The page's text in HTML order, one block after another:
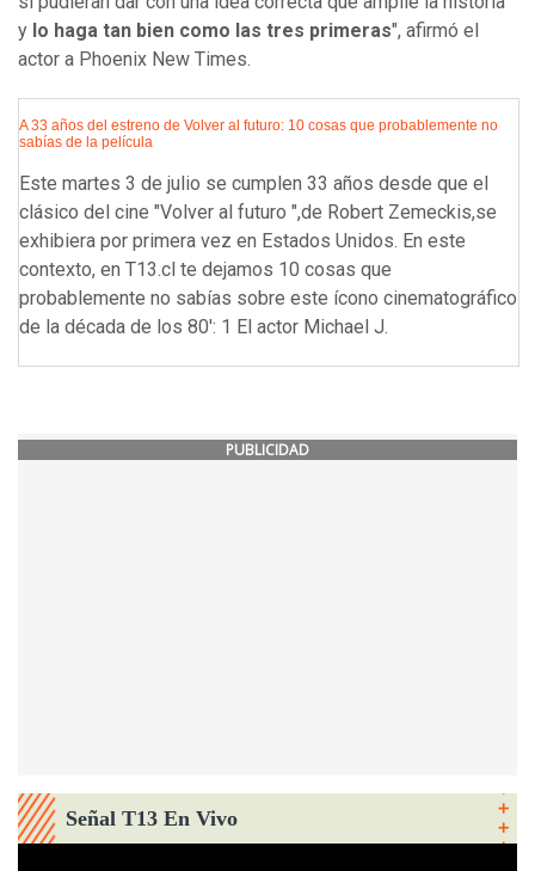
y lo haga tan bien como las tres primeras", afirmó el
actor a Phoenix New Times.
A 33 años del estreno de Volver al futuro: 10 cosas que probablemente no
sabías de la película
Este martes 3 de julio se cumplen 33 años desde que el
clásico del cine "Volver al futuro ",de Robert Zemeckis,se
exhibiera por primera vez en Estados Unidos. En este
contexto, en T13.cl te dejamos 10 cosas que
probablemente no sabías sobre este ícono cinematográfico
de la década de los 80': 1 El actor Michael J.
PUBLICIDAD
Señal T13 En Vivo